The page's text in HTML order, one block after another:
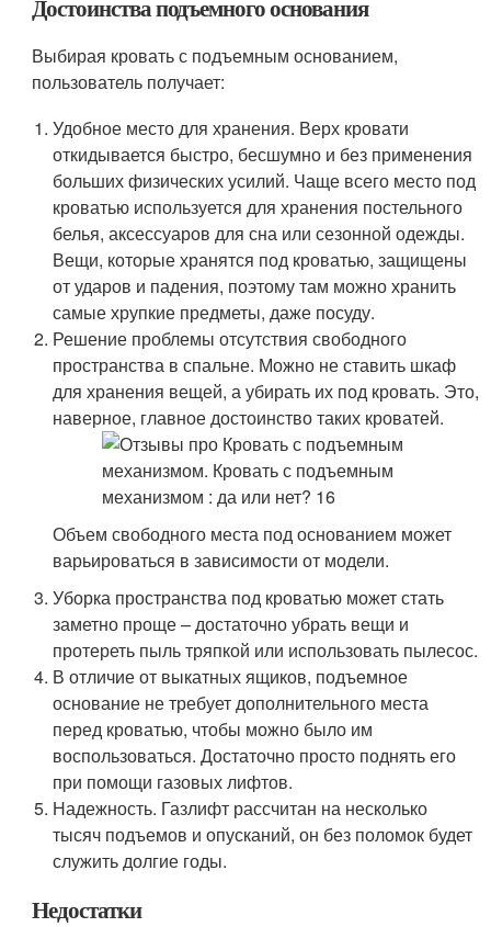
Достоинства подъемного основания
Выбирая кровать с подъемным основанием,
пользователь получает:
Удобное место для хранения. Верх кровати
откидывается быстро, бесшумно и без применения
больших физических усилий. Чаще всего место под
кроватью используется для хранения постельного
белья, аксессуаров для сна или сезонной одежды.
Вещи, которые хранятся под кроватью, защищены
от ударов и падения, поэтому там можно хранить
самые хрупкие предметы, даже посуду.
Решение проблемы отсутствия свободного
пространства в спальне. Можно не ставить шкаф
для хранения вещей, а убирать их под кровать. Это,
наверное, главное достоинство таких кроватей.
Объем свободного места под основанием может
варьироваться в зависимости от модели.
Уборка пространства под кроватью может стать
заметно проще – достаточно убрать вещи и
протереть пыль тряпкой или использовать пылесос.
В отличие от выкатных ящиков, подъемное
основание не требует дополнительного места
перед кроватью, чтобы можно было им
воспользоваться. Достаточно просто поднять его
при помощи газовых лифтов.
Надежность. Газлифт рассчитан на несколько
тысяч подъемов и опусканий, он без поломок будет
служить долгие годы.
Недостатки